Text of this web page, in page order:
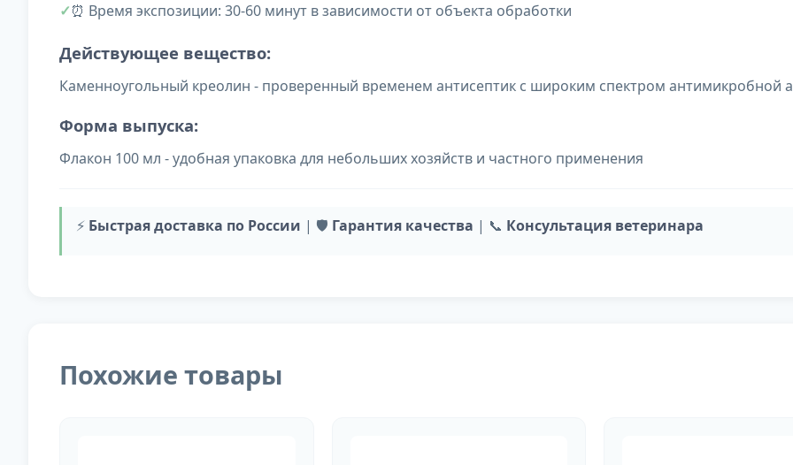
⏰ Время экспозиции: 30-60 минут в зависимости от объекта обработки
Действующее вещество:
Каменноугольный креолин - проверенный временем антисептик с широким спектром антимикробной
Форма выпуска:
Флакон 100 мл - удобная упаковка для небольших хозяйств и частного применения
⚡ Быстрая доставка по России | 🛡️ Гарантия качества | 📞 Консультация ветеринара
Похожие товары